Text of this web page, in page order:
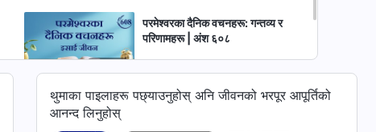
परमेश्‍वरका दैनिक वचनहरू: गन्तव्य र
परिणामहरू | अंश ६०८
परमेश्‍वरका दैनिक वचनहरू: गन्तव्य र
थुमाका पाइलाहरू पछ्याउनुहोस् अनि जीवनको भरपूर आपूर्तिको
आनन्द लिनुहोस्